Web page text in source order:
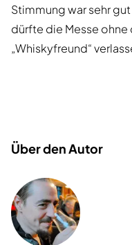
Stimmung war sehr
dürfte die Messe
„Whiskyfreund“
Über den Autor